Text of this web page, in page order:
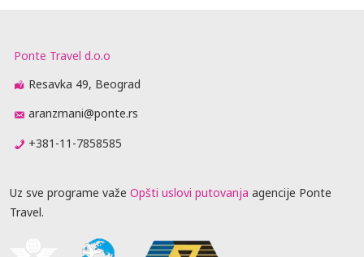
Ponte Travel d.o.o
Resavka 49, Beograd
aranzmani@ponte.rs
+381-11-7858585
Uz sve programe važe Opšti uslovi putovanja agencije Ponte
Travel.